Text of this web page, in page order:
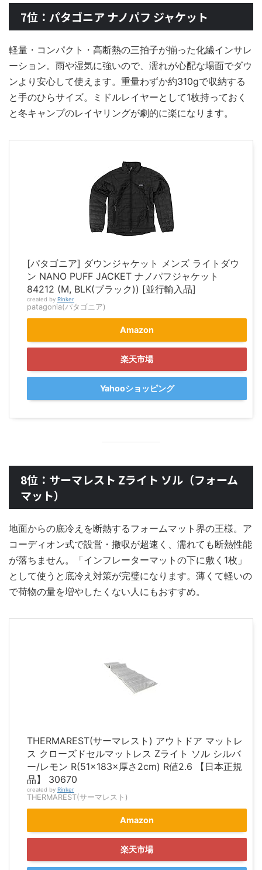
7位：パタゴニア ナノパフ ジャケット
軽量・コンパクト・高断熱の三拍子が揃った化繊インサレ
ーション。雨や湿気に強いので、濡れが心配な場面でダウ
ンより安心して使えます。重量わずか約310gで収納する
と手のひらサイズ。ミドルレイヤーとして1枚持っておく
と冬キャンプのレイヤリングが劇的に楽になります。
[パタゴニア] ダウンジャケット メンズ ライトダウ
ン NANO PUFF JACKET ナノパフジャケット
84212 (M, BLK(ブラック)) [並行輸入品]
created by Rinker
patagonia(パタゴニア)
Amazon
楽天市場
Yahooショッピング
8位：サーマレスト Zライト ソル（フォーム
マット）
地面からの底冷えを断熱するフォームマット界の王様。ア
コーディオン式で設営・撤収が超速く、濡れても断熱性能
が落ちません。「インフレーターマットの下に敷く1枚」
として使うと底冷え対策が完璧になります。薄くて軽いの
で荷物の量を増やしたくない人にもおすすめ。
THERMAREST(サーマレスト) アウトドア マットレ
ス クローズドセルマットレス Zライト ソル シルバ
ー/レモン R(51×183×厚さ2cm) R値2.6 【日本正規
品】 30670
created by Rinker
THERMAREST(サーマレスト)
Amazon
楽天市場